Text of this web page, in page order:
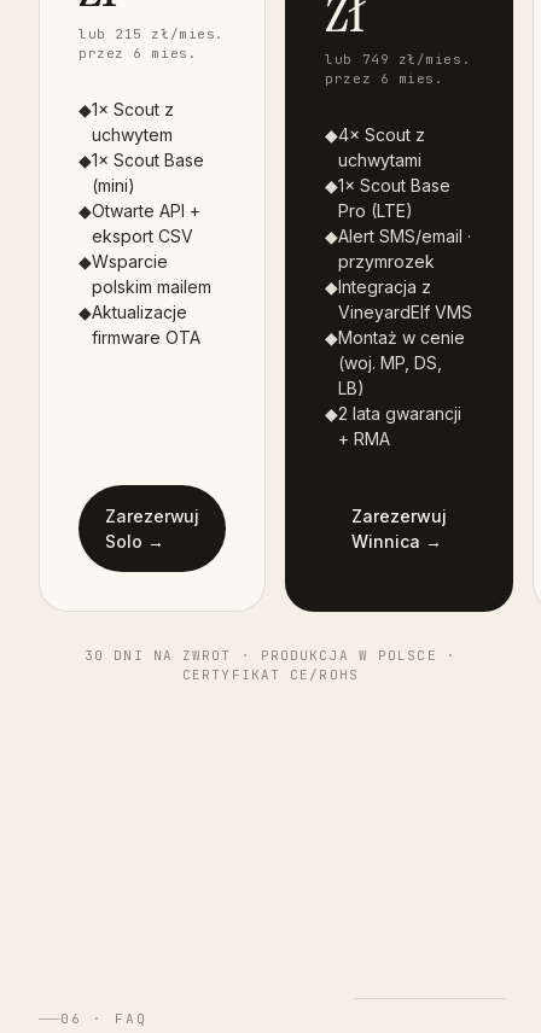
lub 215 zł/mies.
przez 6 mies.
◆1× Scout z
uchwytem
◆1× Scout Base
(mini)
◆Otwarte API +
eksport CSV
◆Wsparcie
polskim mailem
◆Aktualizacje
firmware OTA
Zarezerwuj
Solo →
lub 749 zł/mies.
przez 6 mies.
◆4× Scout z
uchwytami
◆1× Scout Base
Pro (LTE)
◆Alert SMS/email ·
przymrozek
◆Integracja z
VineyardElf VMS
◆Montaż w cenie
(woj. MP, DS,
LB)
◆2 lata gwarancji
+ RMA
Zarezerwuj
Winnica →
30 DNI NA ZWROT · PRODUKCJA W POLSCE ·
CERTYFIKAT CE/ROHS
06 · FAQ